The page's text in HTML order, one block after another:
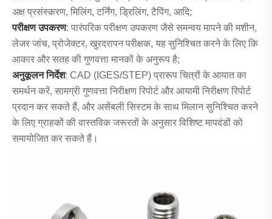
अक्ष प्रसंस्करण, मिलिंग, टर्निंग, ड्रिलिंग, टैपिंग, आदि;
परीक्षण उपकरण: पारंपरिक परीक्षण उपकरण जैसे समन्वय मापने की मशीन,
लेजर जांच, प्रोजेक्टर, खुरदरापन परीक्षक, यह सुनिश्चित करने के लिए कि
आकार और सतह की गुणवत्ता मानकों के अनुरूप है;
अनुकूलन निर्देश: CAD (IGES/STEP) प्रारूप चित्रों के आयात का
समर्थन करें, सामग्री गुणवत्ता निरीक्षण रिपोर्ट और आयामी निरीक्षण रिपोर्ट
प्रदान कर सकते हैं, और असेंबली सिस्टम के साथ मिलान सुनिश्चित करने
के लिए ग्राहकों की वास्तविक जरूरतों के अनुसार विशिष्ट मापदंडों को
समायोजित कर सकते हैं।